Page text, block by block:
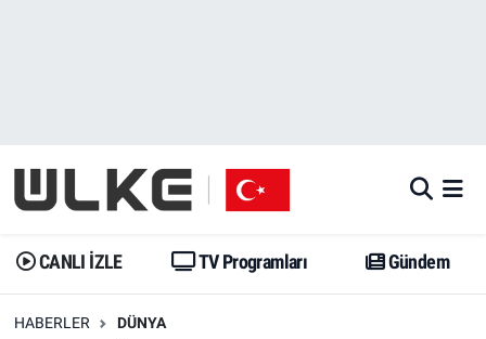
CANLI İZLE TV Programları Gündem
HABERLER DÜNYA
Gündem
Dünya
Gündem
Trend
İstanbul Namaz Vakitleri
Trafik Durumu